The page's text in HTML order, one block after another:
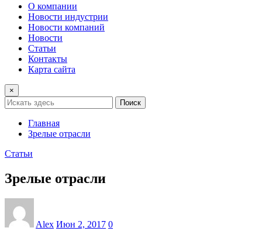
О компании
Новости индустрии
Новости компаний
Новости
Статьи
Контакты
Карта сайта
×
Поиск
Главная
Зрелые отрасли
Статьи
Зрелые отрасли
Alex Июн 2, 2017 0